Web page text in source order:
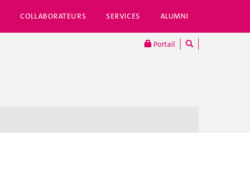
COLLABORATEURS SERVICES ALUMNI
Portail